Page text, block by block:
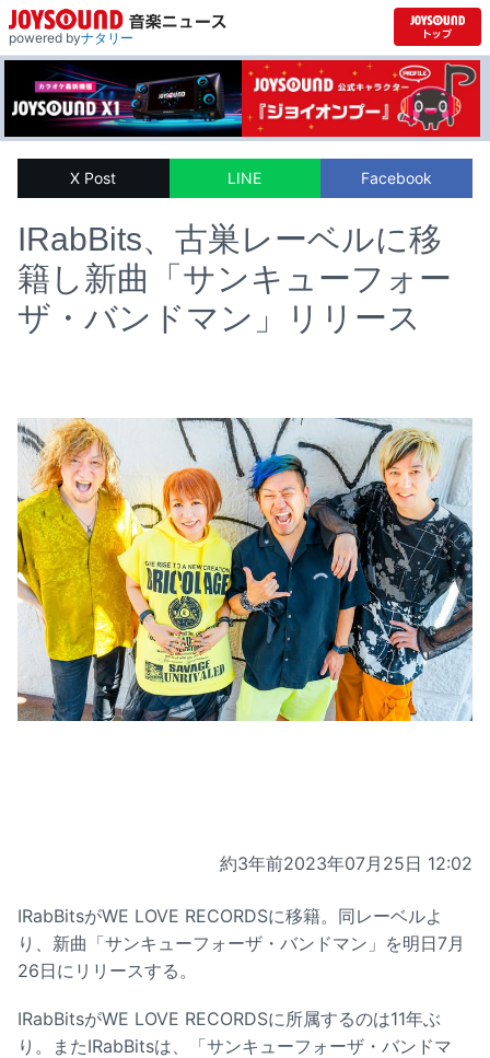
powered byナタリー
X Post LINE Facebook
IRabBits、古巣レーベルに移
籍し新曲「サンキューフォー
ザ・バンドマン」リリース
約3年前2023年07月25日 12:02
IRabBitsがWE LOVE RECORDSに移籍。同レーベルよ
り、新曲「サンキューフォーザ・バンドマン」を明日7月
26日にリリースする。
IRabBitsがWE LOVE RECORDSに所属するのは11年ぶ
り。またIRabBitsは、「サンキューフォーザ・バンドマ